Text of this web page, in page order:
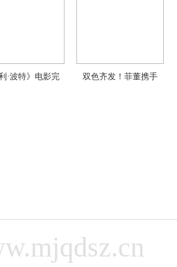
利·波特》电影完 双色齐发！菲董携手